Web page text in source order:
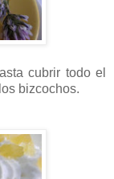
cubrir todo el
bizcochos.